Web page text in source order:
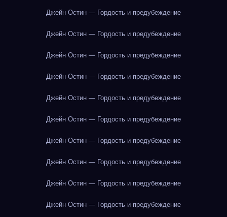
Джейн Остин — Гордость и предубеждение
Джейн Остин — Гордость и предубеждение
Джейн Остин — Гордость и предубеждение
Джейн Остин — Гордость и предубеждение
Джейн Остин — Гордость и предубеждение
Джейн Остин — Гордость и предубеждение
Джейн Остин — Гордость и предубеждение
Джейн Остин — Гордость и предубеждение
Джейн Остин — Гордость и предубеждение
Джейн Остин — Гордость и предубеждение